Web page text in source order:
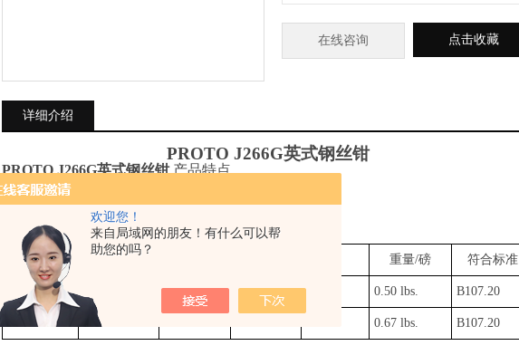
欢迎您！
来自局域网的朋友！有什么可以帮
助您的吗？
在线咨询 点击收藏
详细介绍
PROTOJ266G英式钢丝钳
PROTO J266G英式钢丝钳 产品特点
• 细圆钳嘴便于进入受限空间进行操作。
• 金钢石锯齿状钳口。
• 塑胶手柄，握持舒适。
PROTO J266G英式钢丝钳 产品参数
产品型号 L 重量/磅 符合标准
J266G 1-3/32" 29/32" 0.50 lbs. B107.20
J267G 7-1/4" 0.67 lbs. B107.20